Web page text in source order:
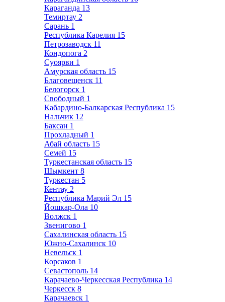
Караганда 13
Темиртау 2
Сарань 1
Республика Карелия 15
Петрозаводск 11
Кондопога 2
Суоярви 1
Амурская область 15
Благовещенск 11
Белогорск 1
Свободный 1
Кабардино-Балкарская Республика 15
Нальчик 12
Баксан 1
Прохладный 1
Абай область 15
Семей 15
Туркестанская область 15
Шымкент 8
Туркестан 5
Кентау 2
Республика Марий Эл 15
Йошкар-Ола 10
Волжск 1
Звенигово 1
Сахалинская область 15
Южно-Сахалинск 10
Невельск 1
Корсаков 1
Севастополь 14
Карачаево-Черкесская Республика 14
Черкесск 8
Карачаевск 1